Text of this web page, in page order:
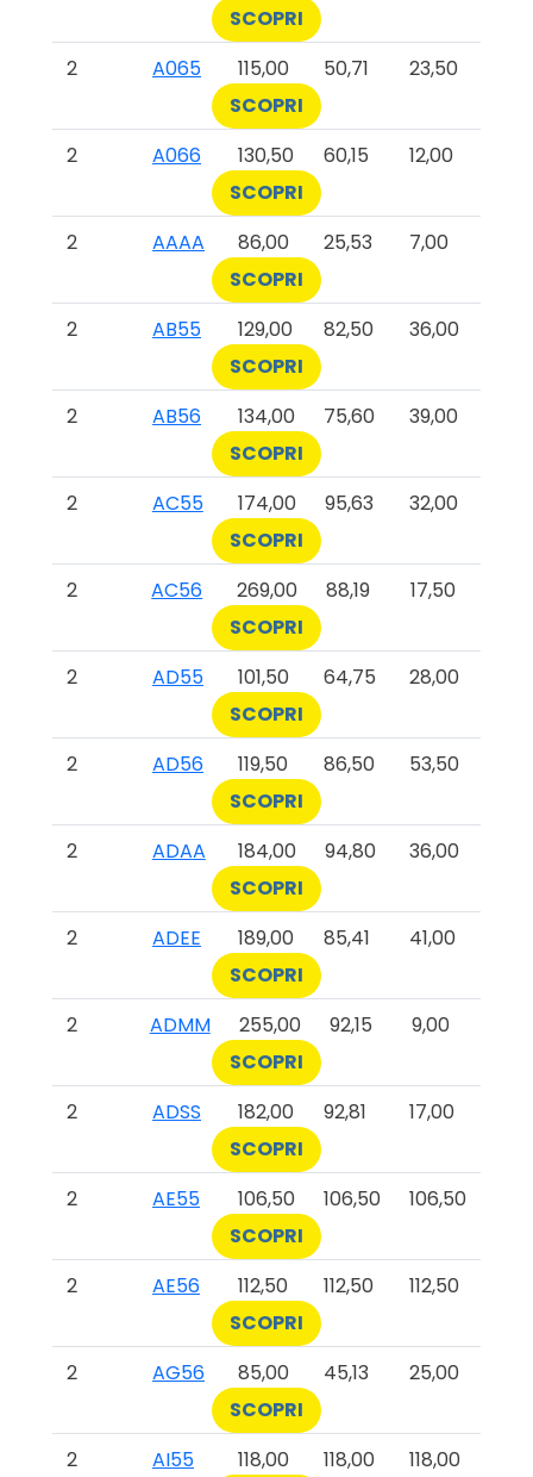
SCOPRI
2
A065 115,00 50,71
23,50
SCOPRI
2
A066 130,50 60,15
12,00
SCOPRI
2
AAAA 86,00 25,53
7,00
SCOPRI
2
AB55 129,00 82,50
36,00
SCOPRI
2
AB56 134,00 75,60
39,00
SCOPRI
2
AC55 174,00 95,63
32,00
SCOPRI
2
AC56 269,00 88,19
17,50
SCOPRI
2
AD55 101,50 64,75
28,00
SCOPRI
2
AD56 119,50 86,50
53,50
SCOPRI
2
ADAA 184,00 94,80
36,00
SCOPRI
2
ADEE 189,00 85,41
41,00
SCOPRI
2
ADMM 255,00 92,15
9,00
SCOPRI
2
ADSS 182,00 92,81
17,00
SCOPRI
2
AE55 106,50 106,50
106,50
SCOPRI
2
AE56 112,50 112,50
112,50
SCOPRI
2
AG56 85,00 45,13
25,00
SCOPRI
2
AI55 118,00 118,00 118,00